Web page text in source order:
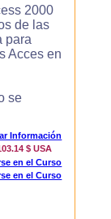
2000
de las
para
Acces en
se
Información
$ USA